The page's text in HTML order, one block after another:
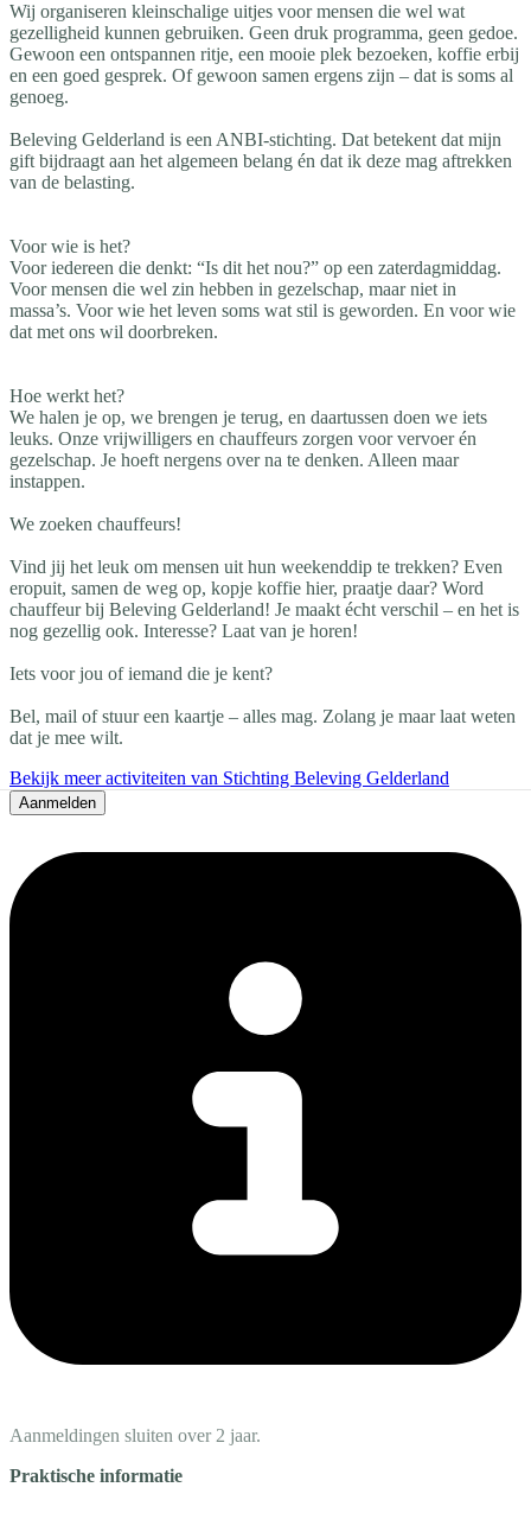
Wij organiseren kleinschalige uitjes voor mensen die wel wat
gezelligheid kunnen gebruiken. Geen druk programma, geen gedoe.
Gewoon een ontspannen ritje, een mooie plek bezoeken, koffie erbij
en een goed gesprek. Of gewoon samen ergens zijn – dat is soms al
genoeg.
Beleving Gelderland is een ANBI-stichting. Dat betekent dat mijn
gift bijdraagt aan het algemeen belang én dat ik deze mag aftrekken
van de belasting.
Voor wie is het?
Voor iedereen die denkt: “Is dit het nou?” op een zaterdagmiddag.
Voor mensen die wel zin hebben in gezelschap, maar niet in
massa’s. Voor wie het leven soms wat stil is geworden. En voor wie
dat met ons wil doorbreken.
Hoe werkt het?
We halen je op, we brengen je terug, en daartussen doen we iets
leuks. Onze vrijwilligers en chauffeurs zorgen voor vervoer én
gezelschap. Je hoeft nergens over na te denken. Alleen maar
instappen.
We zoeken chauffeurs!
Vind jij het leuk om mensen uit hun weekenddip te trekken? Even
eropuit, samen de weg op, kopje koffie hier, praatje daar? Word
chauffeur bij Beleving Gelderland! Je maakt écht verschil – en het is
nog gezellig ook. Interesse? Laat van je horen!
Iets voor jou of iemand die je kent?
Bel, mail of stuur een kaartje – alles mag. Zolang je maar laat weten
dat je mee wilt.
Bekijk meer activiteiten van Stichting Beleving Gelderland
Aanmelden
Aanmeldingen sluiten over 2 jaar.
Praktische informatie